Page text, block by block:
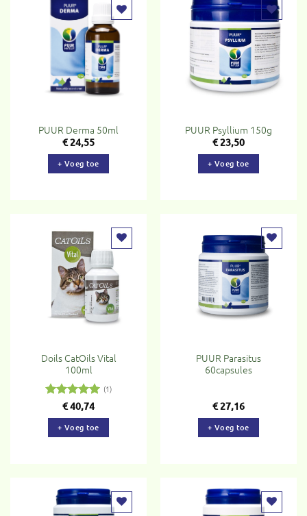
Toevoegen
aan
verlanglijst
PUUR Derma 50ml
€24,55
+ Voeg toe
Toevoegen
aan
verlanglijst
PUUR Psyllium 150g
€23,50
+ Voeg toe
Toevoegen
aan
verlanglijst
Doils CatOils Vital
100ml
Gewaardeerd
5uit 5
(1)
€40,74
+ Voeg toe
Toevoegen
aan
verlanglijst
PUUR Parasitus
60capsules
€27,16
+ Voeg toe